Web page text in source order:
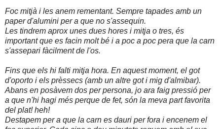
Foc mitjà i les anem rementant. Sempre tapades amb un
paper d'alumini per a que no s'assequin.
Les tindrem aprox unes dues hores i mitja o tres, és
important que es facin molt bé i a poc a poc pera que la carn
s'assepari fàcilment de l'os.
Fins que els hi falti mitja hora. En aquest moment, el got
d'oporto i els prèssecs (amb un altre got i mig d'almibar).
Abans en posàvem dos per persona, jo ara faig pressió per
a que n'hi hagi més perque de fet, són la meva part favorita
del plat! heh!
Destapem per a que la carn es dauri per fora i encenem el